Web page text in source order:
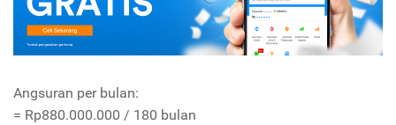
Angsuran per bulan:
= Rp880.000.000 / 180 bulan